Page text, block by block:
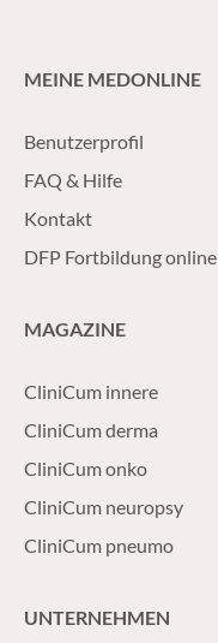
MEINE MEDONLINE
Benutzerprofil
FAQ & Hilfe
Kontakt
DFP Fortbildung online
MAGAZINE
CliniCum innere
CliniCum derma
CliniCum onko
CliniCum neuropsy
CliniCum pneumo
UNTERNEHMEN